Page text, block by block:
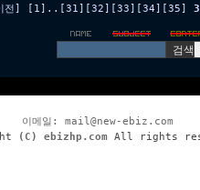
전] [1] .. [31] [32] [33] [34] [35]
이메일: mail@new-ebiz.com
(C) ebizhp.comAll rights